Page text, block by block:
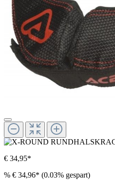
€ 34,95*
% € 34,96* (0.03% gespart)